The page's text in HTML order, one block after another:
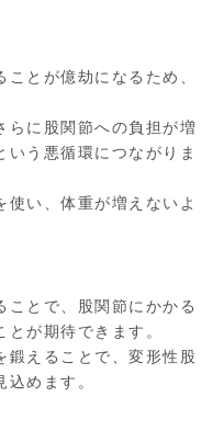
とが億劫になるため、
らに股関節への負担が増
いう悪循環につながりま
使い、体重が増えないよ
ことで、股関節にかかる
とが期待できます。
鍛えることで、変形性股
めます。